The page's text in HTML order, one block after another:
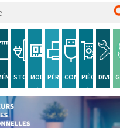
STOCKAGE
MODULEPÉRIPHÉRIQUE
CONNECTIQUE
PIÈCE DIVERS